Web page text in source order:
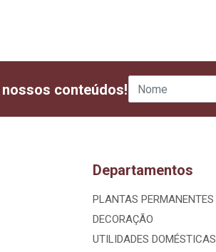
conteúdos!
Departamentos
PLANTAS PERMANENTES
DECORAÇÃO
UTILIDADES DOMÉSTICAS